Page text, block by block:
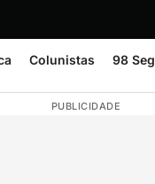
Colunistas 98
PUBLICIDADE